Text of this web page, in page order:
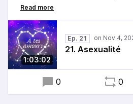
seulement dans le cas très
hétéro. Voyons un peu ce
personnes asexuelles – et
1:03:02
Ep. 21
21. Asexualité
0 0